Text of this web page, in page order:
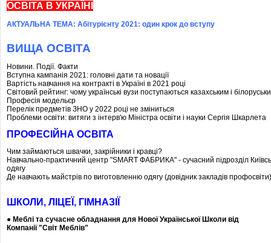
ОСВІТА В УКРАЇНІ
АКТУАЛЬНА ТЕМА: Абітурієнту 2021: один крок до вступу
ВИЩА ОСВІТА
Новини. Події. Факти
Вступна кампанія 2021: головні дати та новації
Вартість навчання на контракті в Україні в 2021 році
Світовий рейтинг: чому українські вузи поступаються казахським і
Професія модельєр
Перелік предметів ЗНО у 2022 році не зміниться
Проблеми освіти: витяги з інтерв'ю Міністра освіти і науки Сергія Шкарлета
ПРОФЕСІЙНА ОСВІТА
Чим займаються швачки, закрійники і кравці?
Навчально-практичний центр "SMART ФАБРИКА" - сучасний підрозділ
одягу
Де навчають майстрів по виготовленню одягу (довідник закладів
ШКОЛИ, ЛІЦЕЇ, ГІМНАЗІЇ
● Меблі та сучасне обладнання для Нової Української Школи від
Компанії "Світ Меблів"